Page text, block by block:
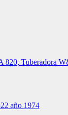
820,
año 1974